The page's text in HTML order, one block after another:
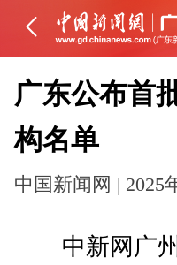
广东公布首
构名单
中国新闻网 | 2025
中新网广州